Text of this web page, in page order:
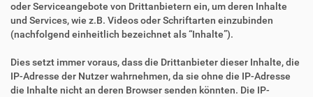
oder Serviceangebote von Drittanbietern ein, um deren Inhalte
und Services, wie z.B. Videos oder Schriftarten einzubinden
(nachfolgend einheitlich bezeichnet als “Inhalte”).
Dies setzt immer voraus, dass die Drittanbieter dieser Inhalte, die
IP-Adresse der Nutzer wahrnehmen, da sie ohne die IP-Adresse
die Inhalte nicht an deren Browser senden könnten. Die IP-